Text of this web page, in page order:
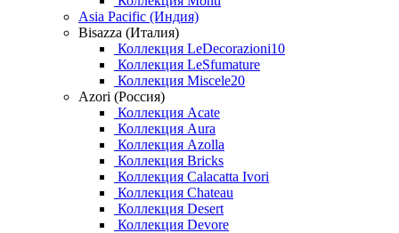
Asia Pacific (Индия)
Bisazza (Италия)
Коллекция LeDecorazioni10
Коллекция LeSfumature
Коллекция Miscele20
Azori (Россия)
Коллекция Acate
Коллекция Aura
Коллекция Azolla
Коллекция Bricks
Коллекция Calacatta Ivori
Коллекция Chateau
Коллекция Desert
Коллекция Devore